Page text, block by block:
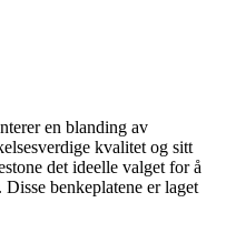
en blanding av
kvalitet og sitt
det ideelle valget for å
benkeplatene er laget